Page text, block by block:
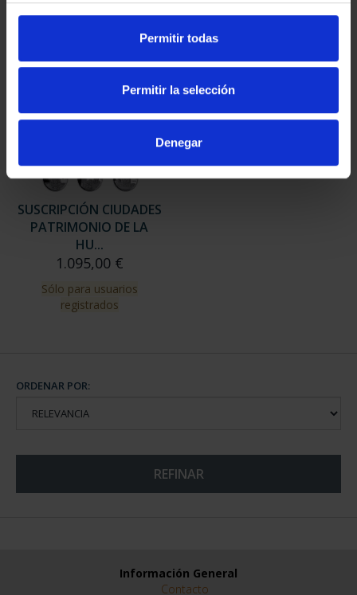
Permitir todas
Permitir la selección
Denegar
SUSCRIPCIÓN CIUDADES
PATRIMONIO DE LA
HU...
1.095,00 €
Sólo para usuarios
registrados
ORDENAR POR:
REFINAR
Información General
Contacto